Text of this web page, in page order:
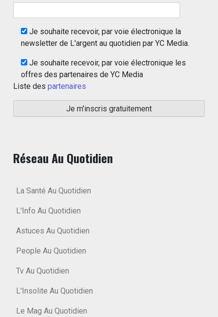
Je souhaite recevoir, par voie électronique la
newsletter de L'argent au quotidien par YC Media.
Je souhaite recevoir, par voie électronique les
offres des partenaires de YC Media
Liste des partenaires
Réseau Au Quotidien
La Santé Au Quotidien
L'Info Au Quotidien
Astuces Au Quotidien
People Au Quotidien
Tv Au Quotidien
L'Insolite Au Quotidien
Le Mag Au Quotidien